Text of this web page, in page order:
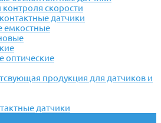
скорости
датчики
емкостные
оптические
продукция для датчиков и
датчики